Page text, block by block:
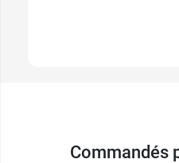
Commandés